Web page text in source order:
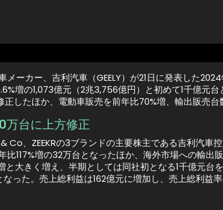
メーカー、吉利汽車（GEELY）が21日に発表した
増の1,073億元（2兆3,756億円）と初めて1千億元
したほか、電動車販売を前年比70%増、輸出販売台
万台に上方修正
Co、ZEEKRの3ブランドの主要株主である吉利汽車
比117%増の32万台となったほか、海外市場への輸
と大きく増え、半期としては同社初となる1千億元
なった。売上総利益は162億元に増加し、売上総利益率